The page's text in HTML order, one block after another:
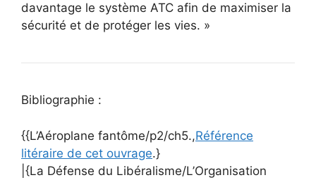
davantage le système ATC afin de maximiser la
sécurité et de protéger les vies. »
Bibliographie :
{{L’Aéroplane fantôme/p2/ch5.,Référence
litéraire de cet ouvrage.}
|{La Défense du Libéralisme/L’Organisation